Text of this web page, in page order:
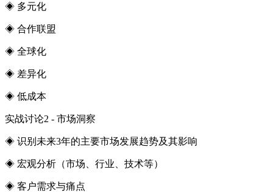
◈ 多元化
◈ 合作联盟
◈ 全球化
◈ 差异化
◈ 低成本
实战讨论2 - 市场洞察
◈ 识别未来3年的主要市场发展趋势及其影响
◈ 宏观分析（市场、行业、技术等）
◈ 客户需求与痛点